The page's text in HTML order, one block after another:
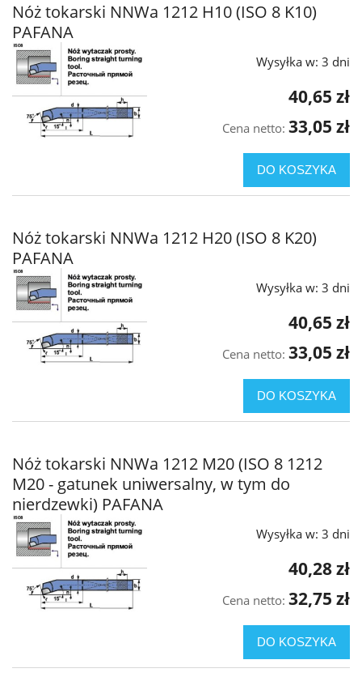
Nóż tokarski NNWa 1212 H10 (ISO 8 K10)
PAFANA
Wysyłka w: 3 dni
40,65 zł
Cena netto: 33,05 zł
DO KOSZYKA
Nóż tokarski NNWa 1212 H20 (ISO 8 K20)
PAFANA
Wysyłka w: 3 dni
40,65 zł
Cena netto: 33,05 zł
DO KOSZYKA
Nóż tokarski NNWa 1212 M20 (ISO 8 1212
M20 - gatunek uniwersalny, w tym do
nierdzewki) PAFANA
Wysyłka w: 3 dni
40,28 zł
Cena netto: 32,75 zł
DO KOSZYKA